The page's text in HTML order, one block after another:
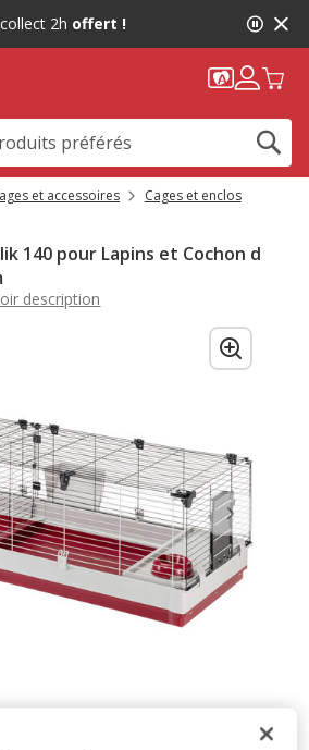
2h offert !
et accessoires Cages et enclos
140 pour Lapins et Cochon d
description